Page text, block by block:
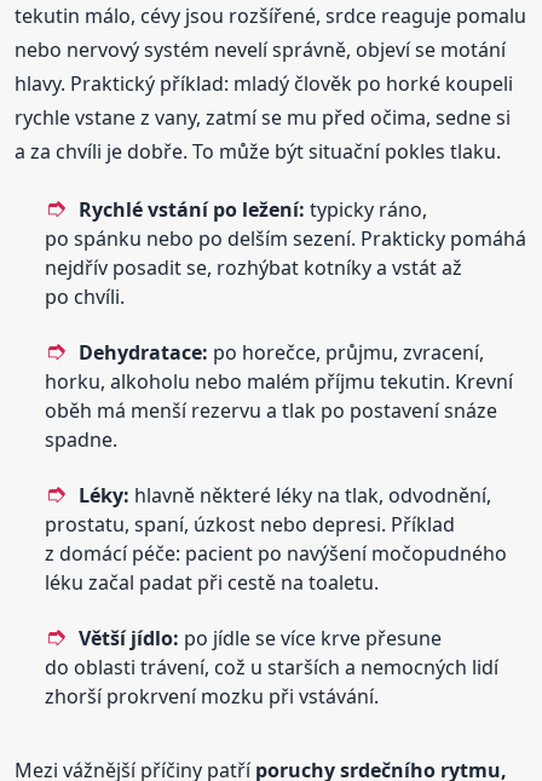
tekutin málo, cévy jsou rozšířené, srdce reaguje pomalu
nebo nervový systém nevelí správně, objeví se motání
hlavy. Praktický příklad: mladý člověk po horké koupeli
rychle vstane z vany, zatmí se mu před očima, sedne si
a za chvíli je dobře. To může být situační pokles tlaku.
Rychlé vstání po ležení: typicky ráno,
po spánku nebo po delším sezení. Prakticky pomáhá
nejdřív posadit se, rozhýbat kotníky a vstát až
po chvíli.
Dehydratace: po horečce, průjmu, zvracení,
horku, alkoholu nebo malém příjmu tekutin. Krevní
oběh má menší rezervu a tlak po postavení snáze
spadne.
Léky: hlavně některé léky na tlak, odvodnění,
prostatu, spaní, úzkost nebo depresi. Příklad
z domácí péče: pacient po navýšení močopudného
léku začal padat při cestě na toaletu.
Větší jídlo: po jídle se více krve přesune
do oblasti trávení, což u starších a nemocných lidí
zhorší prokrvení mozku při vstávání.
Mezi vážnější příčiny patříporuchy srdečního rytmu,